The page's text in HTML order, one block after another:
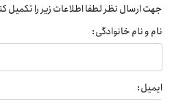
جهت ارسال نظر لطفا اطلاعات زیر را تکمیل کنید
نام و نام خانوادگی:
ایمیل: